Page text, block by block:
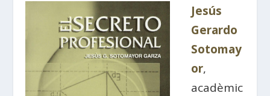
Jesús
Gerardo
Sotomay
or,
acadèmic